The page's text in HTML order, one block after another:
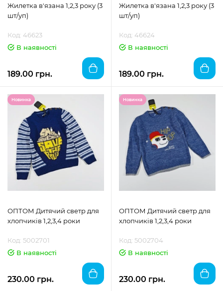
Жилетка в'язана 1,2,3 року (3
шт/уп)
Код: 46623
В наявності
189.00 грн.
Жилетка в'язана 1,2,3 року (3
шт/уп)
Код: 46624
В наявності
189.00 грн.
Новинка
ОПТОМ Дитячий светр для
хлопчиків 1,2,3,4 роки
Код: 5002701
В наявності
230.00 грн.
Новинка
ОПТОМ Дитячий светр для
хлопчиків 1,2,3,4 роки
Код: 5002704
В наявності
230.00 грн.